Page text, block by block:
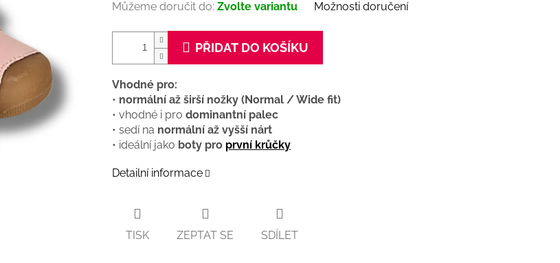
Můžeme doručit do: Zvolte variantu Možnosti doručení
PŘIDAT DO KOŠÍKU
Vhodné pro:
• normální až širší nožky (Normal / Wide fit)
• vhodné i pro dominantní palec
• sedí na normální až vyšší nárt
• ideální jako boty pro první krůčky
Detailní informace
TISK ZEPTAT SE SDÍLET